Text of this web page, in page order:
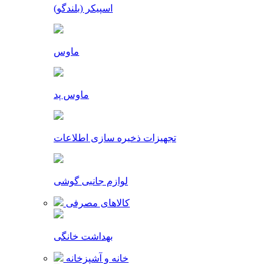
اسپیکر (بلندگو)
ماوس
ماوس پد
تجهیزات ذخیره سازی اطلاعات
لوازم جانبی گوشی
کالاهای مصرفی
بهداشت خانگی
خانه و آشپزخانه